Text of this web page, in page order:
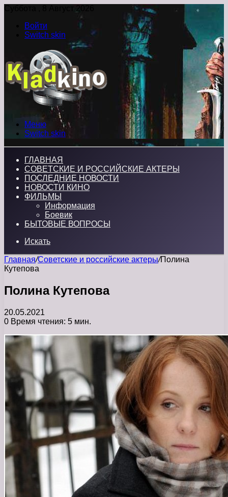
Суббота , 8 Август 2026
Войти
Switch skin
Меню
Switch skin
ГЛАВНАЯ
СОВЕТСКИЕ И РОССИЙСКИЕ АКТЕРЫ
ПОСЛЕДНИЕ НОВОСТИ
НОВОСТИ КИНО
ФИЛЬМЫ
Информация
Боевик
БЫТОВЫЕ ВОПРОСЫ
Искать
Главная/Советские и российские актеры/Полина
Кутепова
Полина Кутепова
20.05.2021
0 Время чтения: 5 мин.